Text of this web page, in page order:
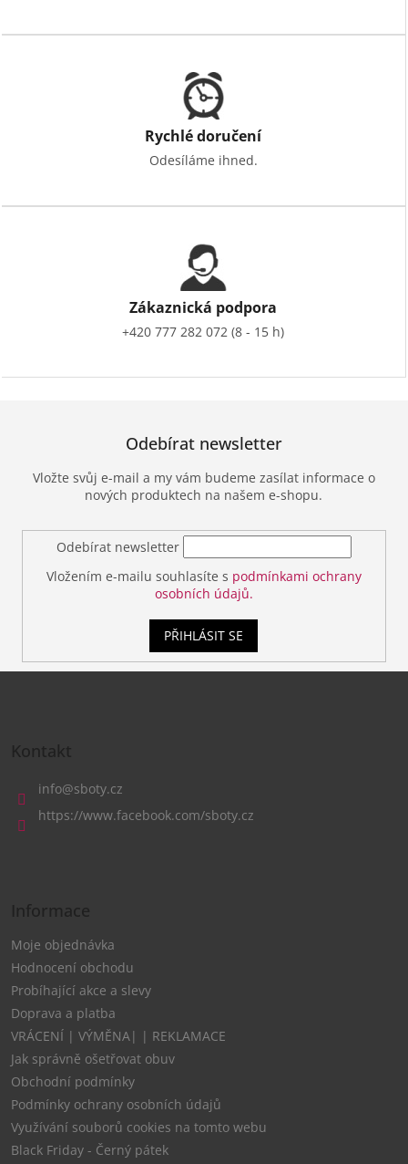
Rychlé doručení
Odesíláme ihned.
Zákaznická podpora
+420 777 282 072 (8 - 15 h)
Odebírat newsletter
Vložte svůj e-mail a my vám budeme zasílat informace o
nových produktech na našem e-shopu.
Odebírat newsletter
Vložením e-mailu souhlasíte s podmínkami ochrany
osobních údajů.
PŘIHLÁSIT SE
Kontakt
info@sboty.cz
https://www.facebook.com/sboty.cz
Informace
Moje objednávka
Hodnocení obchodu
Probíhající akce a slevy
Doprava a platba
VRÁCENÍ | VÝMĚNA| | REKLAMACE
Jak správně ošetřovat obuv
Obchodní podmínky
Podmínky ochrany osobních údajů
Využívání souborů cookies na tomto webu
Black Friday - Černý pátek